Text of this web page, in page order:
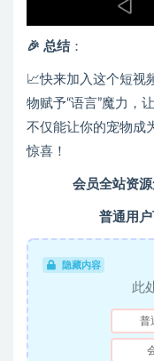
🎉 总结：
📈快来加入这个短视
物赋予“语言”魔力，
不仅能让你的宠物成
惊喜！
会员全站资
普通用户
隐藏内容
此
普